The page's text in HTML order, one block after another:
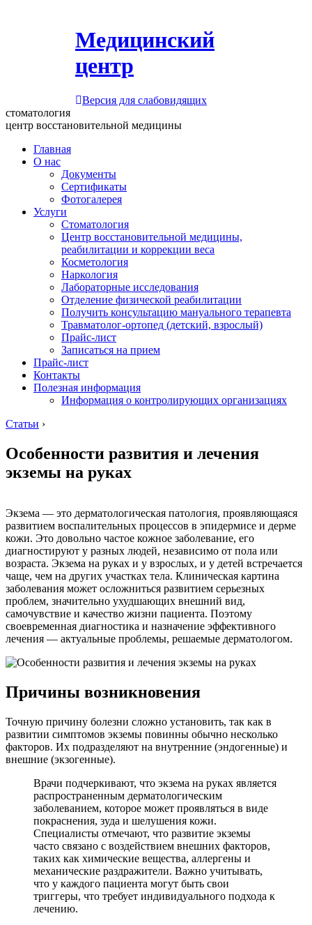
Медицинский
центр
Версия для слабовидящих
стоматология
центр восстановительной медицины
Главная
О нас
Документы
Сертификаты
Фотогалерея
Услуги
Стоматология
Центр восстановительной медицины,
реабилитации и коррекции веса
Косметология
Наркология
Лабораторные исследования
Отделение физической реабилитации
Получить консультацию мануального терапевта
Травматолог-ортопед (детский, взрослый)
Прайс-лист
Записаться на прием
Прайс-лист
Контакты
Полезная информация
Информация о контролирующих организациях
Статьи ›
Особенности развития и лечения
экземы на руках
Экзема — это дерматологическая патология, проявляющаяся
развитием воспалительных процессов в эпидермисе и дерме
кожи. Это довольно частое кожное заболевание, его
диагностируют у разных людей, независимо от пола или
возраста. Экзема на руках и у взрослых, и у детей встречается
чаще, чем на других участках тела. Клиническая картина
заболевания может осложниться развитием серьезных
проблем, значительно ухудшающих внешний вид,
самочувствие и качество жизни пациента. Поэтому
своевременная диагностика и назначение эффективного
лечения — актуальные проблемы, решаемые дерматологом.
Причины возникновения
Точную причину болезни сложно установить, так как в
развитии симптомов экземы повинны обычно несколько
факторов. Их подразделяют на внутренние (эндогенные) и
внешние (экзогенные).
Врачи подчеркивают, что экзема на руках является
распространенным дерматологическим
заболеванием, которое может проявляться в виде
покраснения, зуда и шелушения кожи.
Специалисты отмечают, что развитие экземы
часто связано с воздействием внешних факторов,
таких как химические вещества, аллергены и
механические раздражители. Важно учитывать,
что у каждого пациента могут быть свои
триггеры, что требует индивидуального подхода к
лечению.